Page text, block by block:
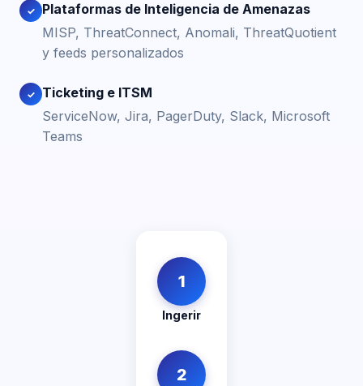
✓
Plataformas de Inteligencia de Amenazas
MISP, ThreatConnect, Anomali, ThreatQuotient
y feeds personalizados
✓
Ticketing e ITSM
ServiceNow, Jira, PagerDuty, Slack, Microsoft
Teams
1
Ingerir
2